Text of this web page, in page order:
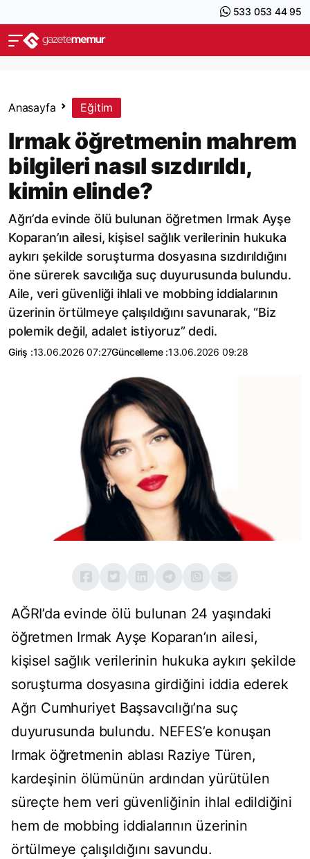
533 053 44 95
Anasayfa Eğitim
Irmak öğretmenin mahrem
bilgileri nasıl sızdırıldı,
kimin elinde?
Ağrı’da evinde ölü bulunan öğretmen Irmak Ayşe
Koparan’ın ailesi, kişisel sağlık verilerinin hukuka
aykırı şekilde soruşturma dosyasına sızdırıldığını
öne sürerek savcılığa suç duyurusunda bulundu.
Aile, veri güvenliği ihlali ve mobbing iddialarının
üzerinin örtülmeye çalışıldığını savunarak, “Biz
polemik değil, adalet istiyoruz” dedi.
Giriş :13.06.2026 07:27Güncelleme :13.06.2026 09:28
AĞRI’da evinde ölü bulunan 24 yaşındaki
öğretmen Irmak Ayşe Koparan’ın ailesi,
kişisel sağlık verilerinin hukuka aykırı şekilde
soruşturma dosyasına girdiğini iddia ederek
Ağrı Cumhuriyet Başsavcılığı’na suç
duyurusunda bulundu. NEFES’e konuşan
Irmak öğretmenin ablası Raziye Türen,
kardeşinin ölümünün ardından yürütülen
süreçte hem veri güvenliğinin ihlal edildiğini
hem de mobbing iddialarının üzerinin
örtülmeye çalışıldığını savundu.